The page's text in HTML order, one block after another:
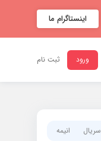
اینستاگرام ما
ورود ثبت نام
سریال انیمه